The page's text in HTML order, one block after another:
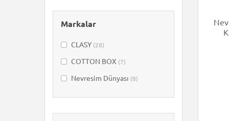
Markalar
CLASY (28)
COTTON BOX (7)
Nevresim Dünyası (8)